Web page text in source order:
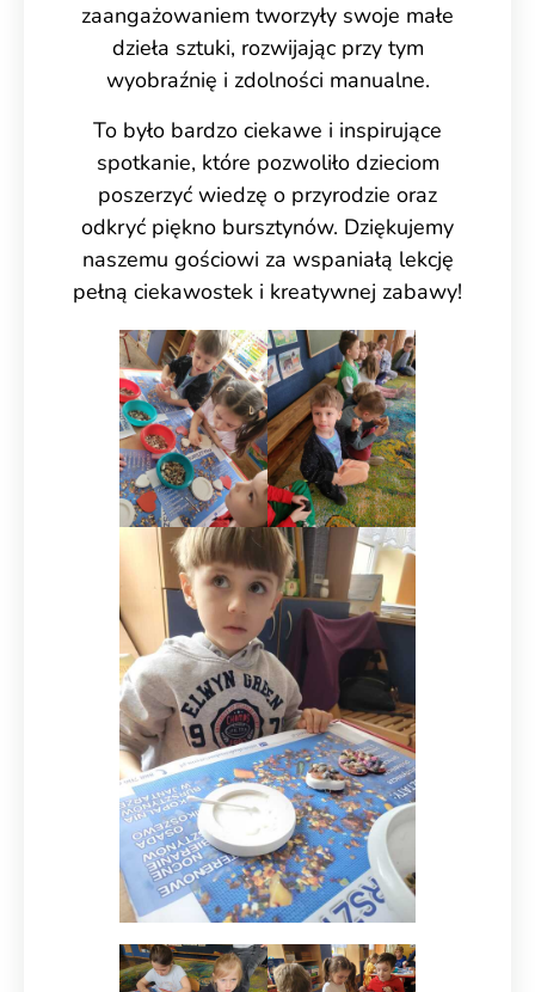
zaangażowaniem tworzyły swoje małe
dzieła sztuki, rozwijając przy tym
wyobraźnię i zdolności manualne.
To było bardzo ciekawe i inspirujące
spotkanie, które pozwoliło dzieciom
poszerzyć wiedzę o przyrodzie oraz
odkryć piękno bursztynów. Dziękujemy
naszemu gościowi za wspaniałą lekcję
pełną ciekawostek i kreatywnej zabawy!